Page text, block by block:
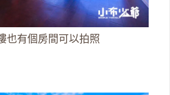
也有個房間可以拍照